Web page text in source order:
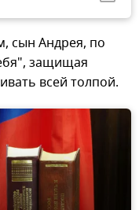
сын Андрея, по
защищая
всей толпой.